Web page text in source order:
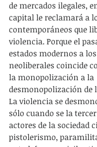
de mercados ilegales,
capital le reclamará a
contemporáneos que
violencia. Porque el
estados modernos a
neoliberales coincide
la monopolización a la
desmonopolización de
La violencia se
sólo cuando se la
actores de la sociedad
pistolerismo,